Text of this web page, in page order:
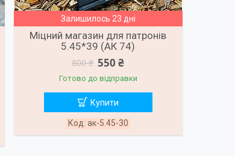
Залишилось 23 дні
Міцний магазин для патронів
5.45*39 (АК 74)
800 ₴ 550 ₴
Готово до відправки
Купити
ак-5.45-30